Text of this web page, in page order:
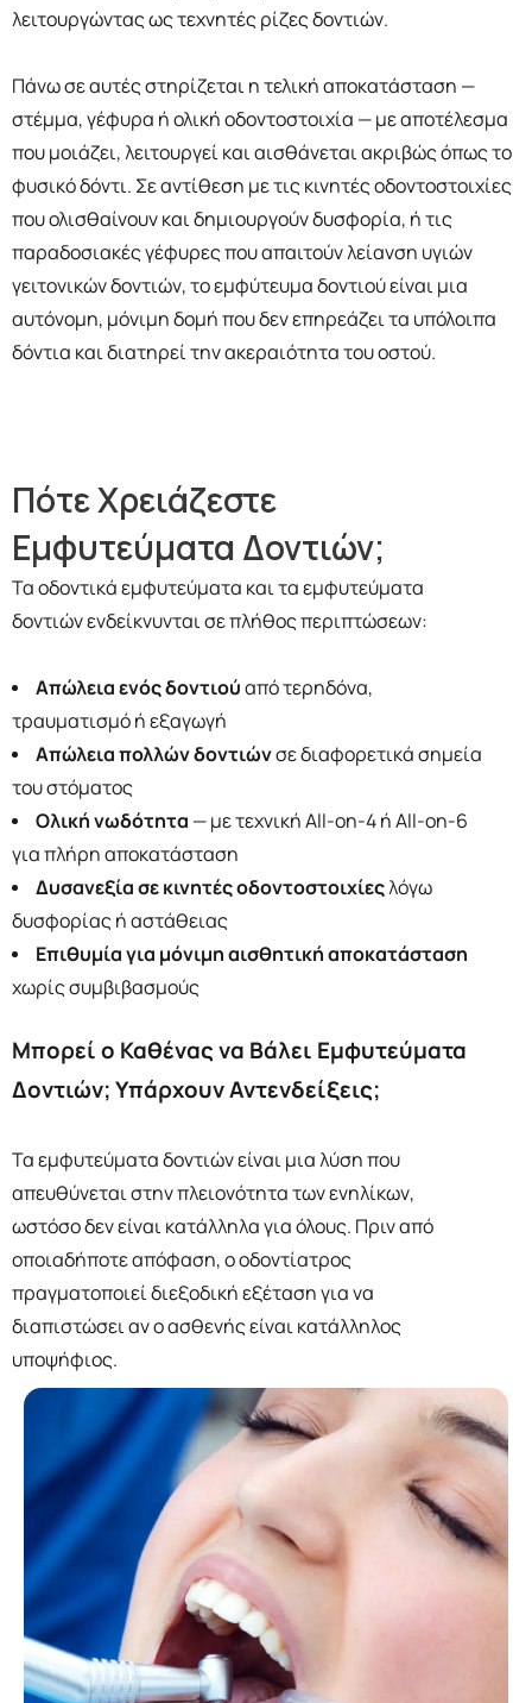
λειτουργώντας ως τεχνητές ρίζες δοντιών.
Πάνω σε αυτές στηρίζεται η τελική αποκατάσταση —
στέμμα, γέφυρα ή ολική οδοντοστοιχία — με αποτέλεσμα
που μοιάζει, λειτουργεί και αισθάνεται ακριβώς όπως το
φυσικό δόντι. Σε αντίθεση με τις κινητές οδοντοστοιχίες
που ολισθαίνουν και δημιουργούν δυσφορία, ή τις
παραδοσιακές γέφυρες που απαιτούν λείανση υγιών
γειτονικών δοντιών, το εμφύτευμα δοντιού είναι μια
αυτόνομη, μόνιμη δομή που δεν επηρεάζει τα υπόλοιπα
δόντια και διατηρεί την ακεραιότητα του οστού.
Πότε Χρειάζεστε
Εμφυτεύματα Δοντιών;
Τα οδοντικά εμφυτεύματα και τα εμφυτεύματα
δοντιών ενδείκνυνται σε πλήθος περιπτώσεων:
Απώλεια ενός δοντιούαπό τερηδόνα,
τραυματισμό ή εξαγωγή
Απώλεια πολλών δοντιώνσε διαφορετικά σημεία
του στόματος
Ολική νωδότητα — με τεχνική All-on-4 ή All-on-6
για πλήρη αποκατάσταση
Δυσανεξία σε κινητές οδοντοστοιχίεςλόγω
δυσφορίας ή αστάθειας
Επιθυμία για μόνιμη αισθητική αποκατάσταση
χωρίς συμβιβασμούς
Μπορεί ο Καθένας να Βάλει Εμφυτεύματα
Δοντιών; Υπάρχουν Αντενδείξεις;
Τα εμφυτεύματα δοντιών είναι μια λύση που
απευθύνεται στην πλειονότητα των ενηλίκων,
ωστόσο δεν είναι κατάλληλα για όλους. Πριν από
οποιαδήποτε απόφαση, ο οδοντίατρος
πραγματοποιεί διεξοδική εξέταση για να
διαπιστώσει αν ο ασθενής είναι κατάλληλος
υποψήφιος.